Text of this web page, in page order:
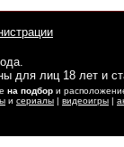
для лиц 18 лет и
на подбор и
и сериалы | видеоигры |